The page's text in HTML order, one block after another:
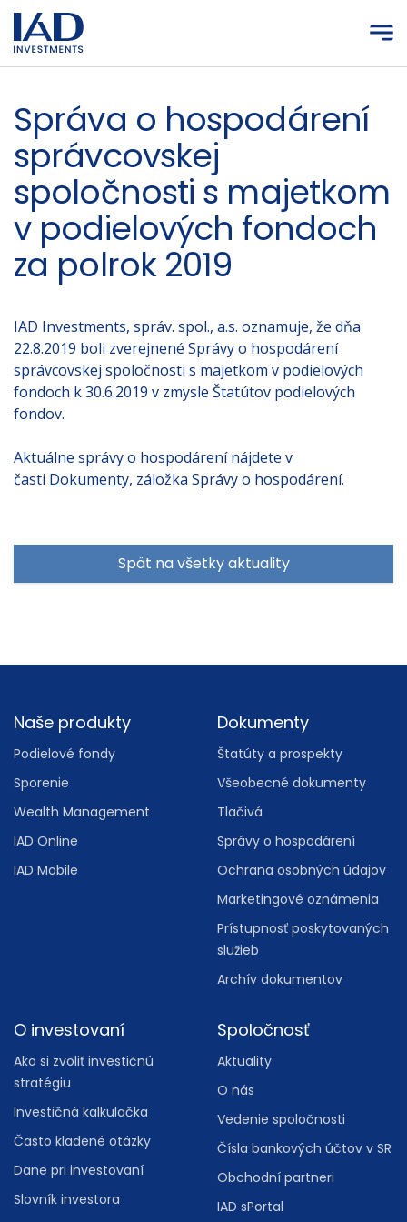
Prejsť na hlavný obsah
Správa o hospodárení
správcovskej
spoločnosti s majetkom
v podielových fondoch
za polrok 2019
IAD Investments, správ. spol., a.s. oznamuje, že dňa
22.8.2019 boli zverejnené Správy o hospodárení
správcovskej spoločnosti s majetkom v podielových
fondoch k 30.6.2019 v zmysle Štatútov podielových
fondov.
Aktuálne správy o hospodárení nájdete v
časti Dokumenty, záložka Správy o hospodárení.
Spät na všetky aktuality
Footer
Naše produkty
Podielové fondy
Sporenie
Wealth Management
IAD Online
IAD Mobile
Dokumenty
Štatúty a prospekty
Všeobecné dokumenty
Tlačivá
Správy o hospodárení
Ochrana osobných údajov
Marketingové oznámenia
Prístupnosť poskytovaných
služieb
Archív dokumentov
O investovaní
Ako si zvoliť investičnú
stratégiu
Investičná kalkulačka
Často kladené otázky
Dane pri investovaní
Slovník investora
Spoločnosť
Aktuality
O nás
Vedenie spoločnosti
Čísla bankových účtov v SR
Obchodní partneri
IAD sPortal